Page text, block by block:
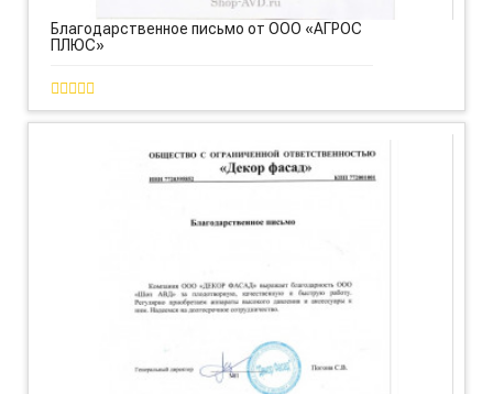
Благодарственное письмо от ООО «АГРОС
ПЛЮС»